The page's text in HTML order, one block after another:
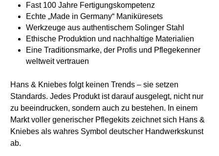
Fast 100 Jahre Fertigungskompetenz
Echte „Made in Germany“ Maniküresets
Werkzeuge aus authentischem Solinger Stahl
Ethische Produktion und nachhaltige Materialien
Eine Traditionsmarke, der Profis und Pflegekenner
weltweit vertrauen
Hans & Kniebes folgt keinen Trends – sie setzen
Standards. Jedes Produkt ist darauf ausgelegt, nicht nur
zu beeindrucken, sondern auch zu bestehen. In einem
Markt voller generischer Pflegekits zeichnet sich Hans &
Kniebes als wahres Symbol deutscher Handwerkskunst
ab.